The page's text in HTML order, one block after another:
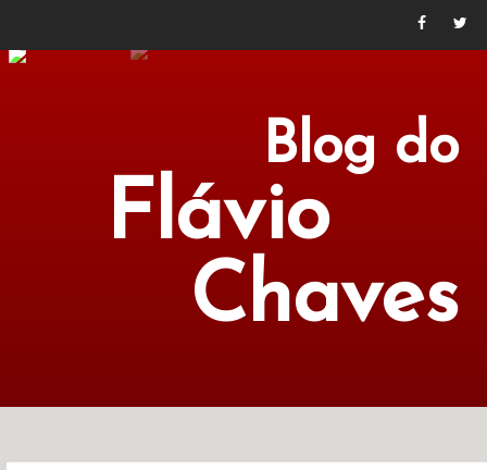
Blog do
Flávio
Chaves